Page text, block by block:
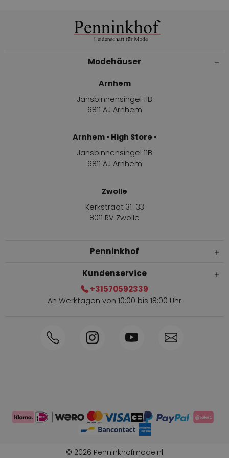
Modehäuser
Arnhem
Jansbinnensingel 11B
6811 AJ Arnhem
Arnhem • High Store •
Jansbinnensingel 11B
6811 AJ Arnhem
Zwolle
Kerkstraat 31-33
8011 RV Zwolle
Penninkhof
Innerhalb von 1-3 Tagen geliefert
Telefonische Bestellung möglich
Persönliche Beratung: 0031-570592339
Kundenservice
+31570592339
An Werktagen von 10:00 bis 18:00 Uhr
© 2026 Penninkhofmode.nl